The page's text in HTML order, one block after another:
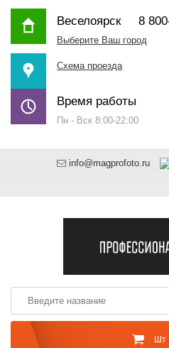
Веселоярск8 800-
Выберите Ваш город
Схема проезда
Время работы
Пн - Вск 8:00-22:00
info@magprofoto.ru
Шт